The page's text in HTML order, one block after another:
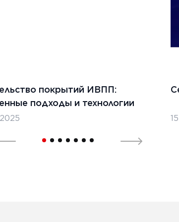
покрытий ИВПП:
подходы и технологии